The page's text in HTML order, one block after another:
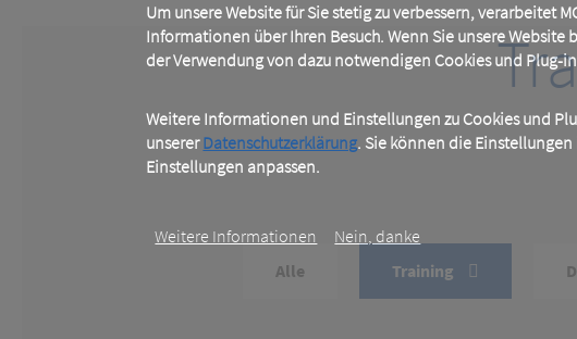
Um unsere Website für Sie stetig zu verbessern, verarbeitet
Informationen über Ihren Besuch. Wenn Sie unsere Website
der Verwendung von dazu notwendigen Cookies und Plug-
Weitere Informationen und Einstellungen zu Cookies und
unsererDatenschutzerklärung. Sie können die
Einstellungen anpassen.
Weitere Informationen Nein, danke
Alle Training